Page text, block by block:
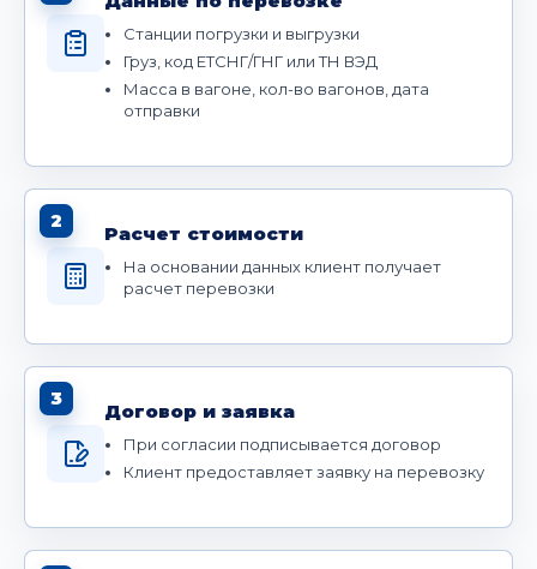
Станции погрузки и выгрузки
Груз, код ЕТСНГ/ГНГ или ТН ВЭД
Масса в вагоне, кол-во вагонов, дата
отправки
2
Расчет стоимости
На основании данных клиент получает
расчет перевозки
3
Договор и заявка
При согласии подписывается договор
Клиент предоставляет заявку на перевозку